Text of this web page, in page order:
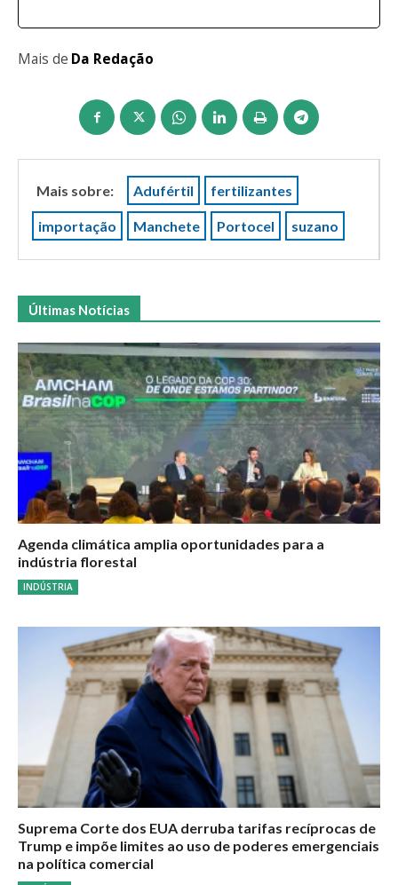
Mais de Da Redação
Mais sobre: Adufértil fertilizantes
importação Manchete Portocel suzano
Últimas Notícias
Agenda climática amplia oportunidades para a
indústria florestal
INDÚSTRIA
Suprema Corte dos EUA derruba tarifas recíprocas de
Trump e impõe limites ao uso de poderes emergenciais
na política comercial